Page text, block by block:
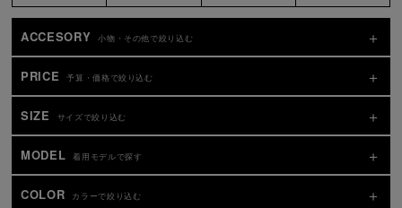
ACCESORY 小物・その他で絞り込む
PRICE 予算・価格で絞り込む
SIZE サイズで絞り込む
MODEL 着用モデルで探す
COLOR カラーで絞り込む